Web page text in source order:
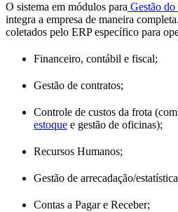
O sistema em módulos para Gestão do
integra a empresa de maneira
coletados pelo ERP específico para
Financeiro, contábil e fiscal;
Gestão de contratos;
Controle de custos da frota
estoque e gestão de oficinas);
Recursos Humanos;
Gestão de arrecadação/
Contas a Pagar e Receber;